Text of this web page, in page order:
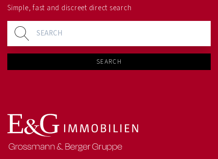
Simple, fast and discreet direct search
SEARCH